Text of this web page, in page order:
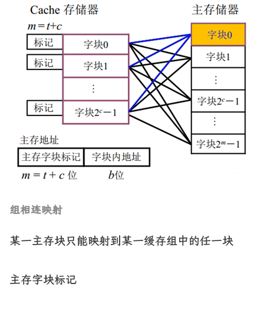
组相连映射
某一主存块只能映射到某一缓存组中的任一块
主存字块标记